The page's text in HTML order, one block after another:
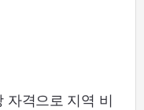
자격으로 지역 비